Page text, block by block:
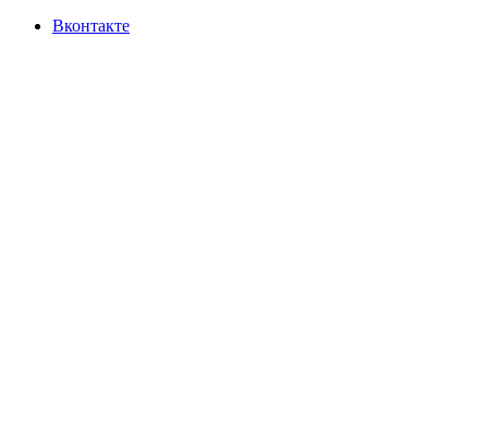
Вконтакте